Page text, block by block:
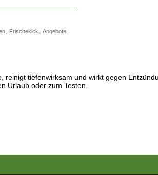
, Frischekick, Angebote
reinigt tiefenwirksam und wirkt gegen
Urlaub oder zum Testen.